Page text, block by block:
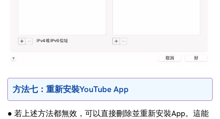
方法七：重新安裝YouTube App
● 若上述方法都無效，可以直接刪除並重新安裝App。這能